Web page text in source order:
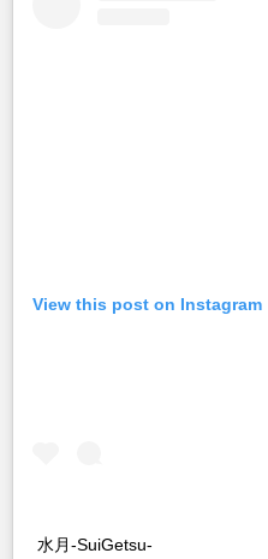
View this post on Instagram
水月-SuiGetsu-